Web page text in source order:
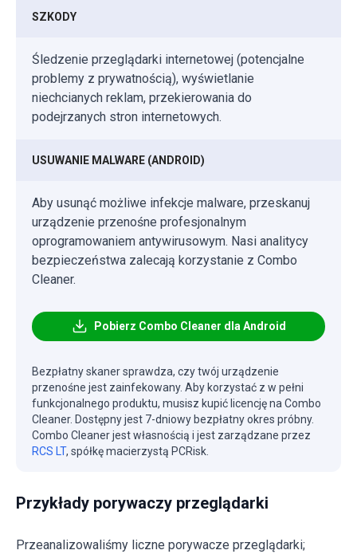
SZKODY
Śledzenie przeglądarki internetowej (potencjalne
problemy z prywatnością), wyświetlanie
niechcianych reklam, przekierowania do
podejrzanych stron internetowych.
USUWANIE MALWARE (ANDROID)
Aby usunąć możliwe infekcje malware, przeskanuj
urządzenie przenośne profesjonalnym
oprogramowaniem antywirusowym. Nasi analitycy
bezpieczeństwa zalecają korzystanie z Combo
Cleaner.
Pobierz Combo Cleaner dla Android
Bezpłatny skaner sprawdza, czy twój urządzenie
przenośne jest zainfekowany. Aby korzystać z w pełni
funkcjonalnego produktu, musisz kupić licencję na Combo
Cleaner. Dostępny jest 7-dniowy bezpłatny okres próbny.
Combo Cleaner jest własnością i jest zarządzane przez
RCS LT, spółkę macierzystą PCRisk.
Przykłady porywaczy przeglądarki
Przeanalizowaliśmy liczne porywacze przeglądarki;